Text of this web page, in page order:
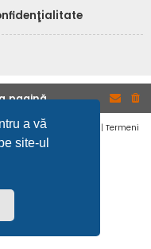
a vă
site-ul
pagină
Confidențialitate | Termeni